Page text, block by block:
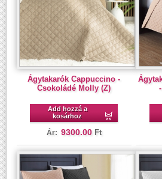
Ágytakarók Cappuccino -
Csokoládé Molly (Z)
Add hozzá a
kosárhoz
Ár: 9300.00 Ft